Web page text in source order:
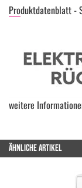
Produktdatenblatt -
weitere
ÄHNLICHE ARTIKEL